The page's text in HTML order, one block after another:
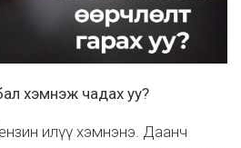
хэмнэж чадах уу?
илүү хэмнэнэ. Даанч